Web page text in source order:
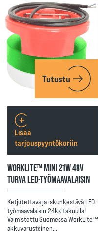
Tutustu
WORKLITE™ MINI 21W 48V
TURVA LED-TYÖMAAVALAISIN
Ketjutettava ja iskunkestävä LED-
työmaavalaisin 24kk takuulla!
Valmistettu Suomessa WorkLite™
akkuvarusteinen…
Lisää
tarjouspyyntökoriin